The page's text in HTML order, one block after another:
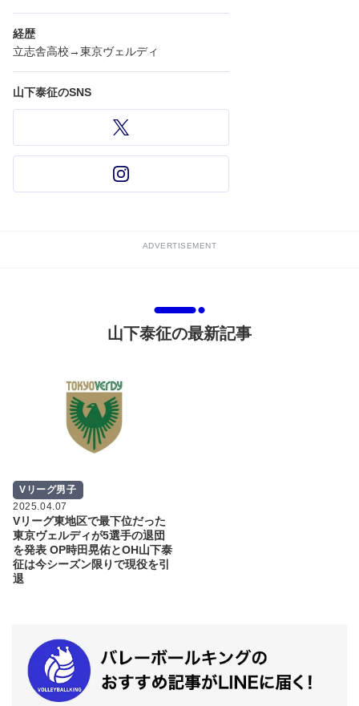
経歴
立志舎高校→東京ヴェルディ
山下泰征のSNS
ADVERTISEMENT
山下泰征の最新記事
Vリーグ男子
2025.04.07
Vリーグ東地区で最下位だった
東京ヴェルディが5選手の退団
を発表 OP時田晃佑とOH山下泰
征は今シーズン限りで現役を引
退